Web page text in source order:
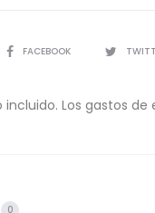
COMPARTIR
FACEBOOK
incluido. Los gastos
0